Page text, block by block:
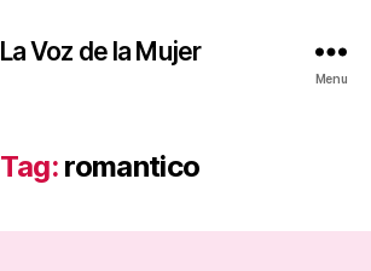
La Voz de la Mujer
Menu
Tag: romantico